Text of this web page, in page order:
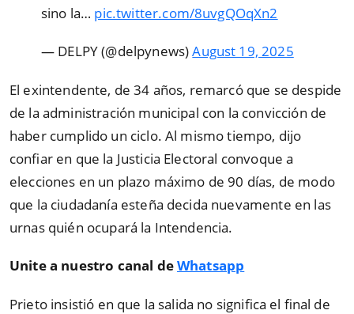
sino la… pic.twitter.com/8uvgQOqXn2
— DELPY (@delpynews)August 19, 2025
El exintendente, de 34 años, remarcó que se despide
de la administración municipal con la convicción de
haber cumplido un ciclo. Al mismo tiempo, dijo
confiar en que la Justicia Electoral convoque a
elecciones en un plazo máximo de 90 días, de modo
que la ciudadanía esteña decida nuevamente en las
urnas quién ocupará la Intendencia.
Unite a nuestro canal deWhatsapp
Prieto insistió en que la salida no significa el final de